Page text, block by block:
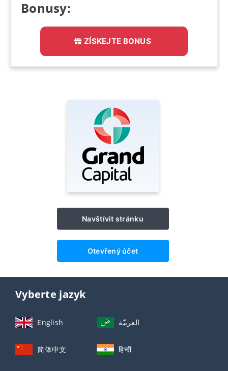
Bonusy:
ZÍSKEJTE BONUS
Navštívit stránku
Otevřený účet
Vyberte jazyk
English العربيّة
简体中文 हिन्दी